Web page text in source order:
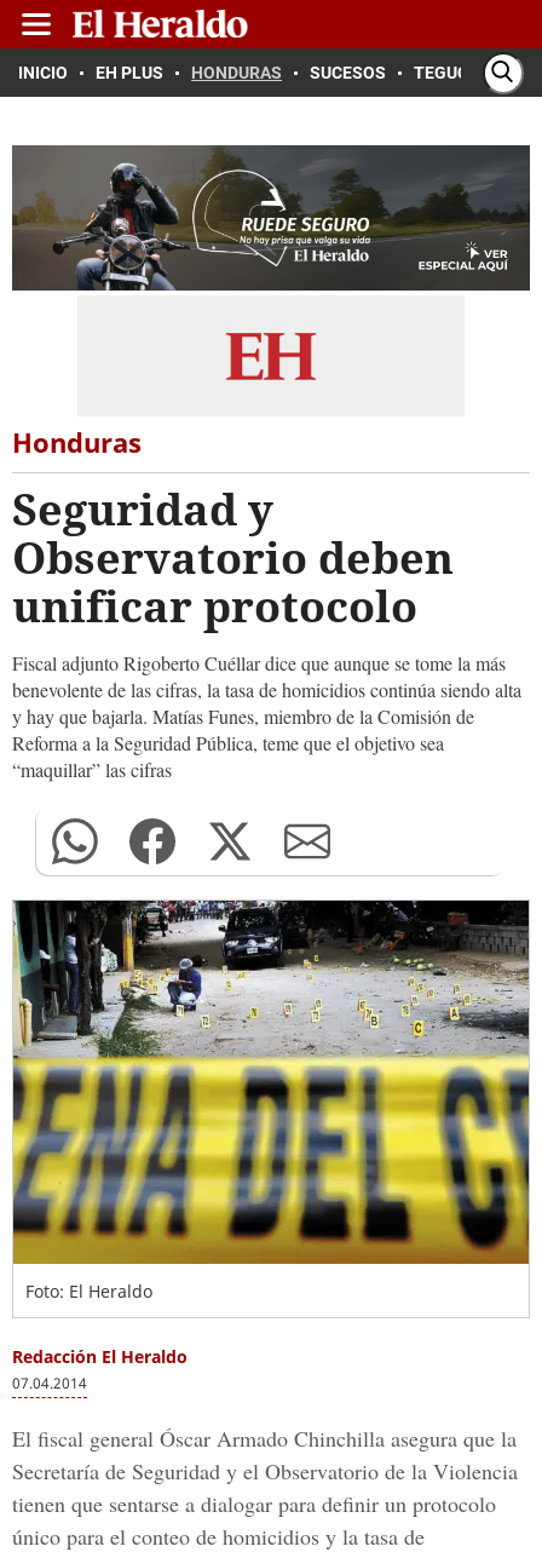
INICIO EH PLUS HONDURAS SUCESOS TEGUCIGALPA
Honduras
Seguridad y
Observatorio deben
unificar protocolo
Fiscal adjunto Rigoberto Cuéllar dice que aunque se tome la más
benevolente de las cifras, la tasa de homicidios continúa siendo alta
y hay que bajarla. Matías Funes, miembro de la Comisión de
Reforma a la Seguridad Pública, teme que el objetivo sea
“maquillar” las cifras
Foto: El Heraldo
Redacción El Heraldo
07.04.2014
El fiscal general Óscar Armado Chinchilla asegura que la
Secretaría de Seguridad y el Observatorio de la Violencia
tienen que sentarse a dialogar para definir un protocolo
único para el conteo de homicidios y la tasa de